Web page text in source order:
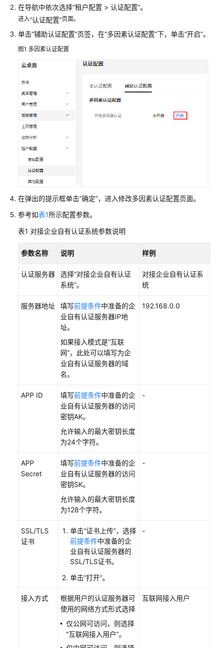
过
IAM
予
使
的
权
限
购
买
桌
面/
桌
面
桌
管
面
理
略
管
理
级
管
理
在导航中依次选择“租户配置 > 认证配置”。
进入“认证配置”页面。
单击“辅助认证配置”页签，在“多因素认证配置”下，单击“开启”。
图1 多因素认证配置
在弹出的提示框单击“确定”，进入修改多因素认证配置页面。
参考如表1所示配置参数。
表1 对接企业自有认证系统参数说明
参数名称 说明 样例
认证服务器
选择“对接企业自有认证
系统”。
对接企业自有认证系
统
服务器地址 填写前提条件中准备的企
业自有认证服务器IP地
址。
如果接入模式是“互联
网”，此处可以填写为企
业自有认证服务器的域
名。
192.168.0.0
APP ID 填写前提条件中准备的企
业自有认证服务器的访问
密钥AK。
允许输入的最大密钥长度
为24个字符。
-
APP
Secret
填写前提条件中准备的企
业自有认证服务器的访问
密钥SK。
允许输入的最大密钥长度
为128个字符。
-
SSL/TLS
证书
单击“证书上传”，选择
前提条件中准备的企
业自有认证服务器的
SSL/TLS证书。
单击“打开”。
-
接入方式
根据用户的认证服务器可
使用的网络方式形式选择
仅公网可访问，则选择
“互联网接入用户”。
互联网接入用户